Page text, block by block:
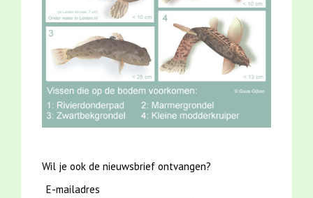
Wil je ook de nieuwsbrief ontvangen?